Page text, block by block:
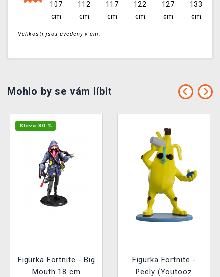
107
cm
112
cm
117
cm
122
cm
127
cm
133
cm
Velikosti jsou uvedeny v cm.
Mohlo by se vám líbit
Sleva 30 %
Figurka Fortnite - Big
Mouth 18 cm
Figurka Fortnite -
Peely (Youtooz